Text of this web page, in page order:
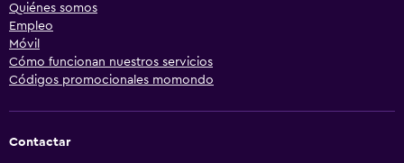
Quiénes somos
Empleo
Móvil
Cómo funcionan nuestros servicios
Códigos promocionales momondo
Contactar